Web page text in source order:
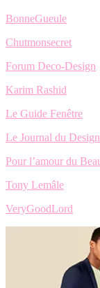
BonneGueule
Chutmonsecret
Forum Deco-Design
Karim Rashid
Le Guide Fenêtre
Le Journal du Design
Pour l’amour du
Tony Lemâle
VeryGoodLord